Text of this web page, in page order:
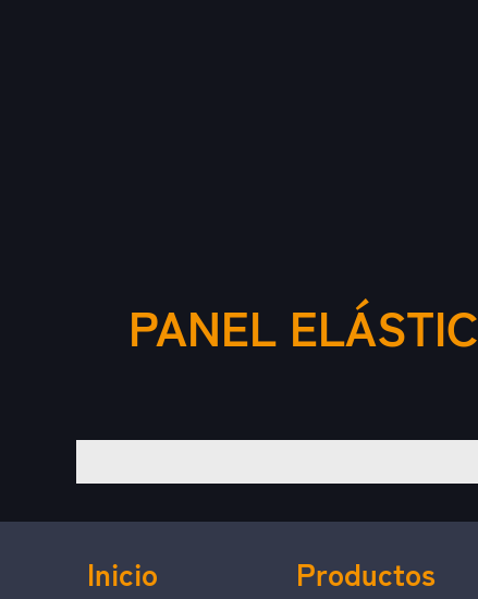
PANEL
Inicio Productos